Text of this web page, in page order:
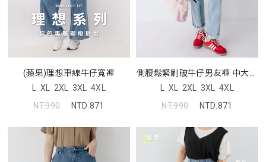
(蘋果)理想車線牛仔寬褲
L XL 2XL 3XL 4XL
NT.990
NTD.871
側腰鬆緊刷破牛仔男友褲 中大尺
碼褲子
L XL 2XL 3XL 4XL
NT.990
NTD.871